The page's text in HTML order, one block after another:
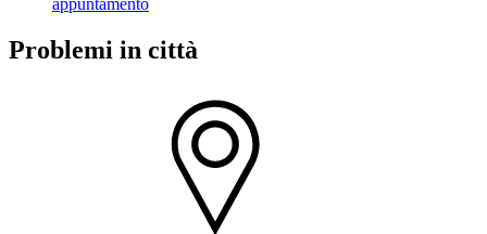
appuntamento
Problemi in città